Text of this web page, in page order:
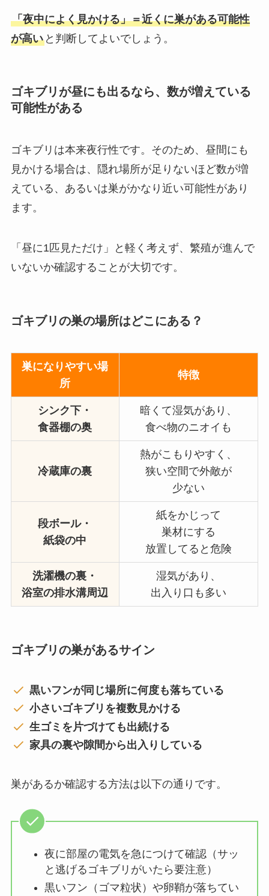
「夜中によく見かける」＝近くに巣がある可能性
が高いと判断してよいでしょう。
ゴキブリが昼にも出るなら、数が増えている
可能性がある
ゴキブリは本来夜行性です。そのため、昼間にも
見かける場合は、隠れ場所が足りないほど数が増
えている、あるいは巣がかなり近い可能性があり
ます。
「昼に1匹見ただけ」と軽く考えず、繁殖が進んで
いないか確認することが大切です。
ゴキブリの巣の場所はどこにある？
巣になりやすい場
所
特徴
シンク下・
食器棚の奥
暗くて湿気があり、
食べ物のニオイも
冷蔵庫の裏
熱がこもりやすく、
狭い空間で外敵が
少ない
段ボール・
紙袋の中
紙をかじって
巣材にする
放置してると危険
洗濯機の裏・
浴室の排水溝周辺
湿気があり、
出入り口も多い
ゴキブリの巣があるサイン
黒いフンが同じ場所に何度も落ちている
小さいゴキブリを複数見かける
生ゴミを片づけても出続ける
家具の裏や隙間から出入りしている
巣があるか確認する方法は以下の通りです。
夜に部屋の電気を急につけて確認（サッ
と逃げるゴキブリがいたら要注意）
黒いフン（ゴマ粒状）や卵鞘が落ちてい